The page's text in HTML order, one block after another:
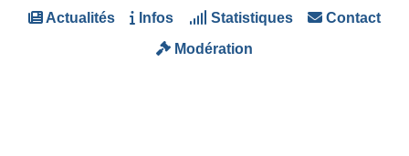
Actualités Infos Statistiques Contact
Modération